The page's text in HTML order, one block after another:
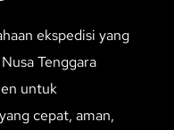
ekspedisi yang
Tenggara
untuk
cepat, aman,